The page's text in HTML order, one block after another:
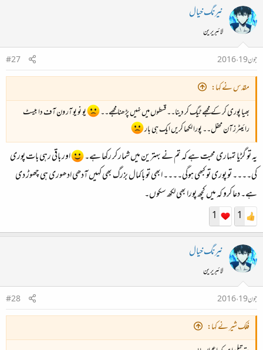
نیرنگ خیال
لائبریرین
جون 19، 2016
#27
مقدس نے کہا:
بھیا پوری کر کے مجھے ٹیگ کر دینا۔۔ قسطوں میں نہیں پڑھنا مجھے۔۔
یو نو یو آر ون آف دا بیسٹ
رائیٹرز آن محفل۔۔ پورا لکھا کریں ایک ہی بار
یہ تو گڑیا تمہاری محبت ہے کہ تم نے بہترین میں شمار کر رکھا ہے۔
اور باقی رہی بات پوری
کی۔۔۔۔ تو پوری تو کبھی ہوگی۔۔۔۔ ابھی تو باکمال بزرگ بھی کہیں آدھی ادھوری ہی چھوڑ دی
ہے۔ دعا کرو کہ میں کچھ پورا بھی لکھ سکوں۔
1
1
نیرنگ خیال
لائبریرین
جون 19، 2016
#28
فلک شیر نے کہا: